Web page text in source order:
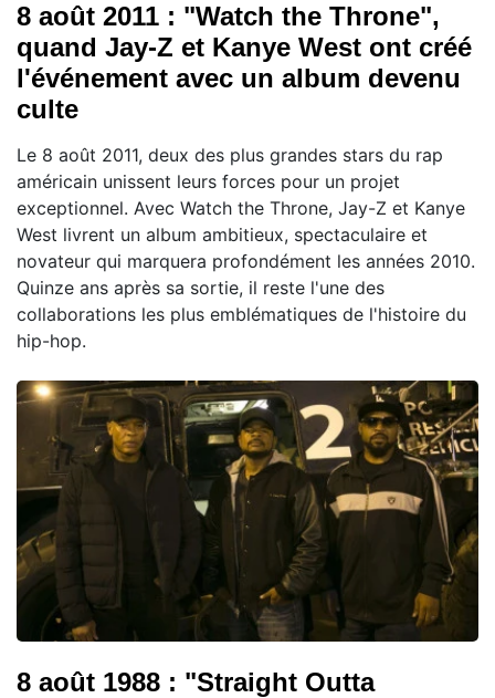
8 août 2011 : "Watch the Throne",
quand Jay-Z et Kanye West ont créé
l'événement avec un album devenu
culte
Le 8 août 2011, deux des plus grandes stars du rap
américain unissent leurs forces pour un projet
exceptionnel. Avec Watch the Throne, Jay-Z et Kanye
West livrent un album ambitieux, spectaculaire et
novateur qui marquera profondément les années 2010.
Quinze ans après sa sortie, il reste l'une des
collaborations les plus emblématiques de l'histoire du
hip-hop.
8 août 1988 : "Straight Outta